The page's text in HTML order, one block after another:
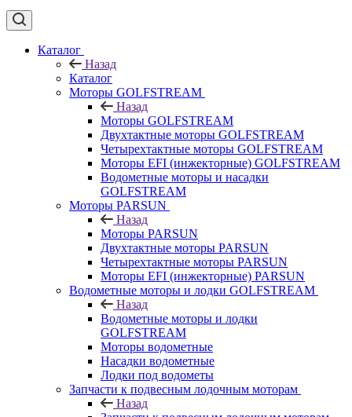
Каталог
Назад
Каталог
Моторы GOLFSTREAM
Назад
Моторы GOLFSTREAM
Двухтактные моторы GOLFSTREAM
Четырехтактные моторы GOLFSTREAM
Моторы EFI (инжекторные) GOLFSTREAM
Водометные моторы и насадки
GOLFSTREAM
Моторы PARSUN
Назад
Моторы PARSUN
Двухтактные моторы PARSUN
Четырехтактные моторы PARSUN
Моторы EFI (инжекторные) PARSUN
Водометные моторы и лодки GOLFSTREAM
Назад
Водометные моторы и лодки
GOLFSTREAM
Моторы водометные
Насадки водометные
Лодки под водометы
Запчасти к подвесным лодочным моторам
Назад